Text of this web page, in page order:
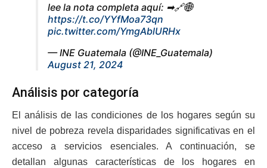
lee la nota completa aquí: ➡🔗🌐
https://t.co/YYfMoa73qn
pic.twitter.com/YmgAblURHx
— INE Guatemala (@INE_Guatemala)
August 21, 2024
Análisis por categoría
El análisis de las condiciones de los hogares según su
nivel de pobreza revela disparidades significativas en el
acceso a servicios esenciales. A continuación, se
detallan algunas características de los hogares en